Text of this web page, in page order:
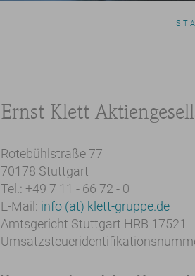
Ernst Klett
Rotebühlstraße 77
70178 Stuttgart
Tel.: +49 7 11 - 66 72 - 0
E-Mail: info (at) klett-gruppe.de
Amtsgericht Stuttgart HRB 17521